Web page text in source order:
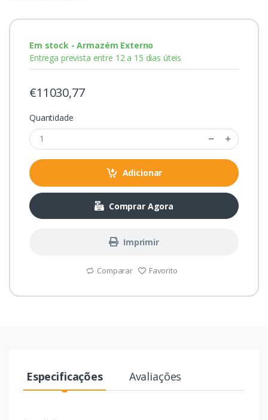
Em stock - Armazém Externo
Entrega prevista entre 12 a 15 dias úteis
€11030,77
Quantidade
Adicionar
Comprar Agora
Imprimir
Comparar Favorito
Especificações Avaliações